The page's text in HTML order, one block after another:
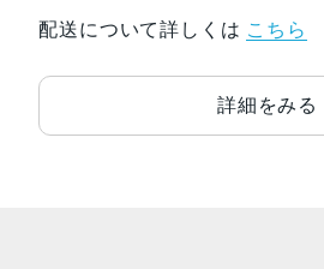
配送について詳しくは こちら
詳細をみる